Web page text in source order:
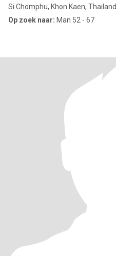
Si Chomphu, Khon Kaen, Thailand
Op zoek naar: Man 52 - 67